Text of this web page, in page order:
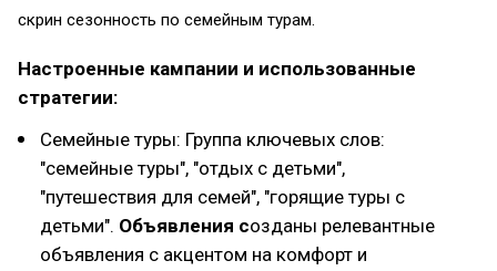
скрин сезонность по семейным турам.
Настроенные кампании и использованные
стратегии:
Семейные туры: Группа ключевых слов:
"семейные туры", "отдых с детьми",
"путешествия для семей", "горящие туры с
детьми". Объявления созданы релевантные
объявления с акцентом на комфорт и